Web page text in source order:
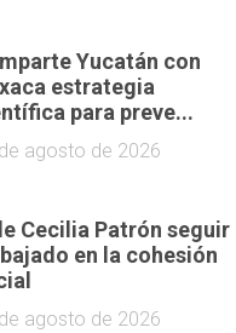
Yucatán con
estrategia
para preve...
agosto de 2026
Cecilia Patrón seguir
en la cohesión
agosto de 2026